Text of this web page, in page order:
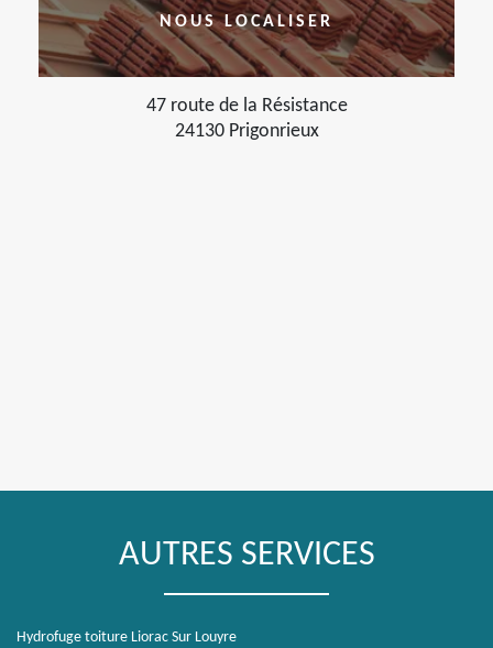
NOUS LOCALISER
47 route de la Résistance
24130 Prigonrieux
AUTRES SERVICES
Hydrofuge toiture Liorac Sur Louyre